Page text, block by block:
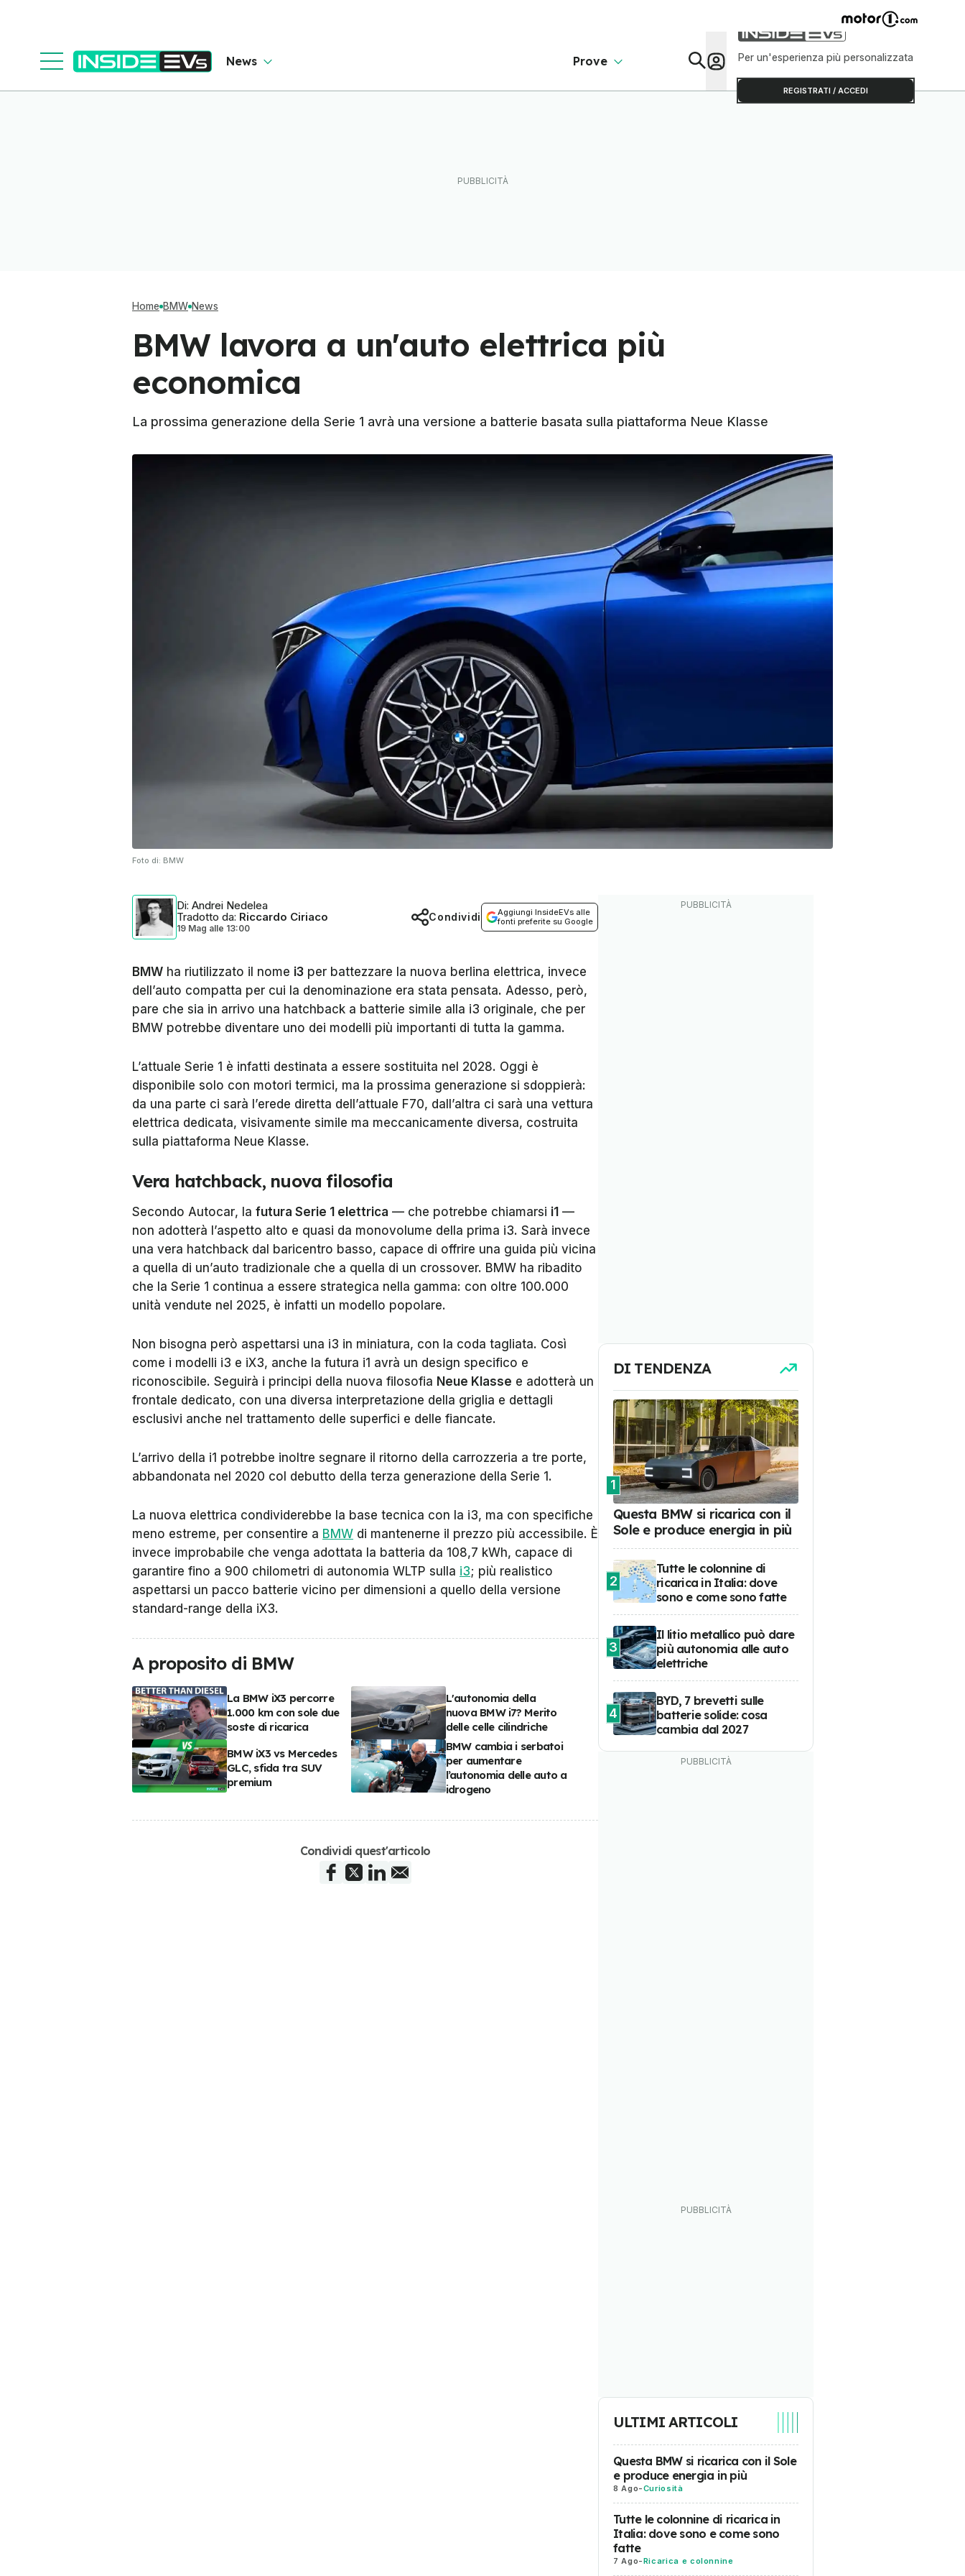
News Prove Per un'esperienza più personalizzata
REGISTRATI / ACCEDI
Home BMW News
BMW lavora a un'auto elettrica più
economica
La prossima generazione della Serie 1 avrà una versione a batterie basata sulla piattaforma Neue Klasse
Foto di: BMW
Di: Andrei Nedelea
Tradotto da: Riccardo Ciriaco
19 Mag alle 13:00
Aggiungi InsideEVs alle
fonti preferite su Google
Condividi
BMW ha riutilizzato il nome i3 per battezzare la nuova berlina elettrica, invece
dell’auto compatta per cui la denominazione era stata pensata. Adesso, però,
pare che sia in arrivo una hatchback a batterie simile alla i3 originale, che per
BMW potrebbe diventare uno dei modelli più importanti di tutta la gamma.
L’attuale Serie 1 è infatti destinata a essere sostituita nel 2028. Oggi è
disponibile solo con motori termici, ma la prossima generazione si sdoppierà:
da una parte ci sarà l’erede diretta dell’attuale F70, dall’altra ci sarà una vettura
elettrica dedicata, visivamente simile ma meccanicamente diversa, costruita
sulla piattaforma Neue Klasse.
Vera hatchback, nuova filosofia
Secondo Autocar, la futura Serie 1 elettrica — che potrebbe chiamarsi i1 —
non adotterà l’aspetto alto e quasi da monovolume della prima i3. Sarà invece
una vera hatchback dal baricentro basso, capace di offrire una guida più vicina
a quella di un’auto tradizionale che a quella di un crossover. BMW ha ribadito
che la Serie 1 continua a essere strategica nella gamma: con oltre 100.000
unità vendute nel 2025, è infatti un modello popolare.
Non bisogna però aspettarsi una i3 in miniatura, con la coda tagliata. Così
come i modelli i3 e iX3, anche la futura i1 avrà un design specifico e
riconoscibile. Seguirà i principi della nuova filosofia Neue Klasse e adotterà un
frontale dedicato, con una diversa interpretazione della griglia e dettagli
esclusivi anche nel trattamento delle superfici e delle fiancate.
L’arrivo della i1 potrebbe inoltre segnare il ritorno della carrozzeria a tre porte,
abbandonata nel 2020 col debutto della terza generazione della Serie 1.
La nuova elettrica condividerebbe la base tecnica con la i3, ma con specifiche
meno estreme, per consentire a BMW di mantenerne il prezzo più accessibile. È
invece improbabile che venga adottata la batteria da 108,7 kWh, capace di
garantire fino a 900 chilometri di autonomia WLTP sulla i3; più realistico
aspettarsi un pacco batterie vicino per dimensioni a quello della versione
standard-range della iX3.
A proposito di BMW
La BMW iX3 percorre
1.000 km con sole due
soste di ricarica
L'autonomia della
nuova BMW i7? Merito
delle celle cilindriche
BMW iX3 vs Mercedes
GLC, sfida tra SUV
premium
BMW cambia i serbatoi
per aumentare
l’autonomia delle auto a
idrogeno
Condividi quest'articolo
DI TENDENZA
1
Questa BMW si ricarica con il
Sole e produce energia in più
2
Tutte le colonnine di
ricarica in Italia: dove
sono e come sono fatte
3
Il litio metallico può dare
più autonomia alle auto
elettriche
4
BYD, 7 brevetti sulle
batterie solide: cosa
cambia dal 2027
ULTIMI ARTICOLI
Questa BMW si ricarica con il Sole
e produce energia in più
8 Ago-Curiosità
Tutte le colonnine di ricarica in
Italia: dove sono e come sono
fatte
7 Ago-Ricarica e colonnine